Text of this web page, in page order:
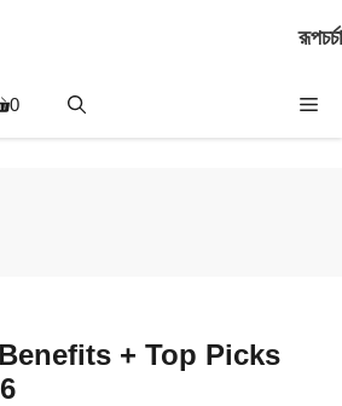
রূপচর্চা
0
Benefits + Top Picks